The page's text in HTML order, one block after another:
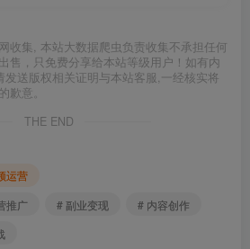
收集, 本站大数据爬虫负责收集不承担任何
售，只免费分享给本站等级用户！如有内
送版权相关证明与本站客服,一经核实将
歉意。
THE END
运营
推广 # 副业变现
# 内容创作